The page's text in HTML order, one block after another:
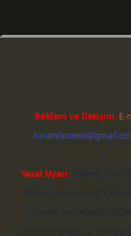
Reklam ve İletişim: E-
Yasal Uyarı: